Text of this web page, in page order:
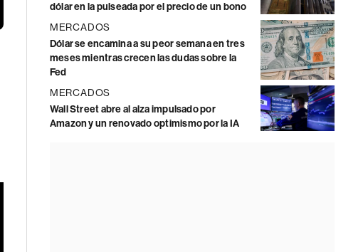
dólar en la pulseada por el precio de un bono
MERCADOS
Dólar se encamina a su peor semana en tres
meses mientras crecen las dudas sobre la
Fed
MERCADOS
Wall Street abre al alza impulsado por
Amazon y un renovado optimismo por la IA